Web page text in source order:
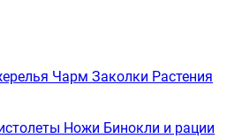
Чарм Заколки Растения
Ножи Бинокли и рации